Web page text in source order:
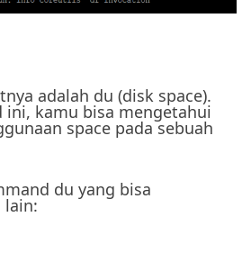
adalah du (disk space).
ini, kamu bisa mengetahui
space pada sebuah
du yang bisa
lain: